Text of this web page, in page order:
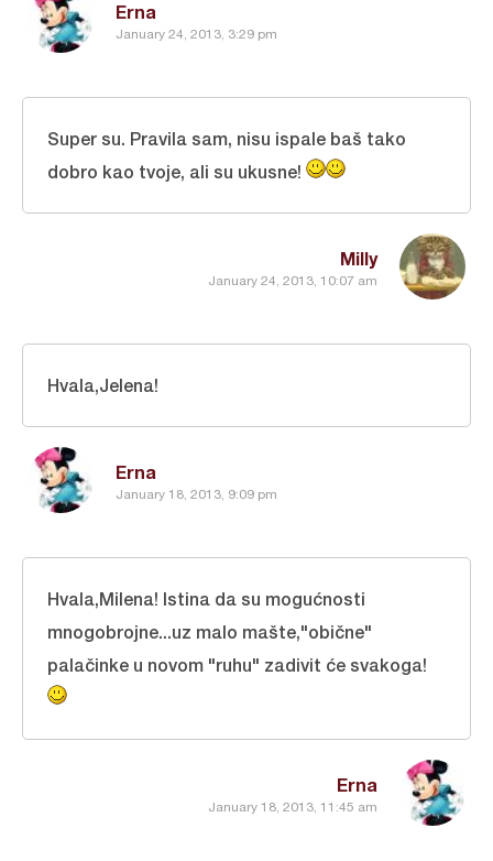
Erna
January 24, 2013, 3:29 pm
Milly
January 24, 2013, 10:07 am
Super su. Pravila sam, nisu ispale baš tako
dobro kao tvoje, ali su ukusne!
Erna
January 18, 2013, 9:09 pm
Hvala,Jelena!
Erna
January 18, 2013, 11:45 am
Hvala,Milena! Istina da su mogućnosti
mnogobrojne...uz malo mašte,"obične"
palačinke u novom "ruhu" zadivit će svakoga!